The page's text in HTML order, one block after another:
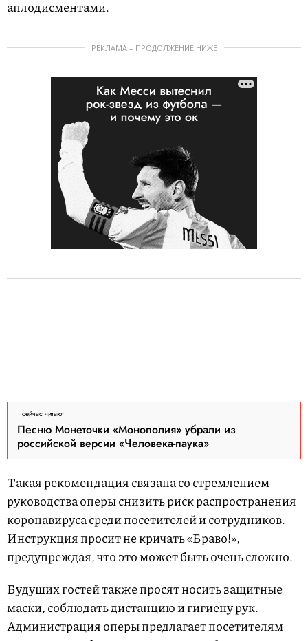
аплодисментами.
РЕКЛАМА – ПРОДОЛЖЕНИЕ НИЖЕ
сейчас читают
Песню Монеточки «Монополия» убрали из
российской версии «Человека-паука»
Такая рекомендация связана со стремлением
руководства оперы снизить риск распространения
коронавируса среди посетителей и сотрудников.
Инструкция просит не кричать «Браво!»,
предупреждая, что это может быть очень сложно.
Будущих гостей также просят носить защитные
маски, соблюдать дистанцию и гигиену рук.
Администрация оперы предлагает посетителям